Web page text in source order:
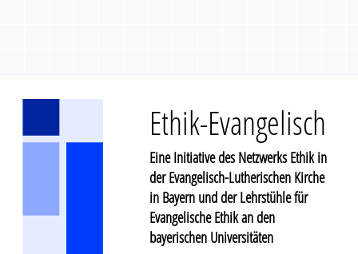
Ethik-Evangelisch
Eine Initiative des Netzwerks Ethik in
der Evangelisch-Lutherischen Kirche
in Bayern und der Lehrstühle für
Evangelische Ethik an den
bayerischen Universitäten